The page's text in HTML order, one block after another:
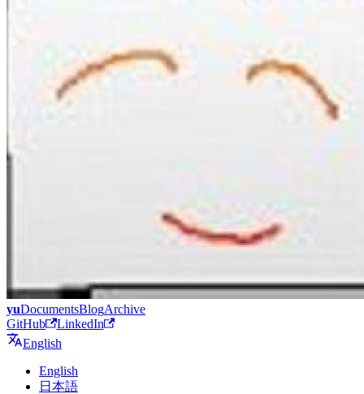
yuDocumentsBlogArchive
GitHub
LinkedIn
English
English
日本語